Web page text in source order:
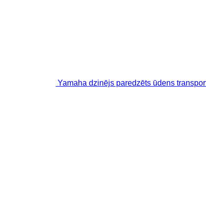
Yamaha dzinējs paredzēts ūdens